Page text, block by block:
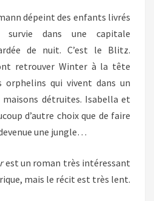
dépeint des enfants livrés
dans une capitale
de nuit. C’est le Blitz.
retrouver Winter à la tête
orphelins qui vivent dans un
maisons détruites. Isabella et
d’autre choix que de faire
une jungle…
est un roman très intéressant
mais le récit est très lent.